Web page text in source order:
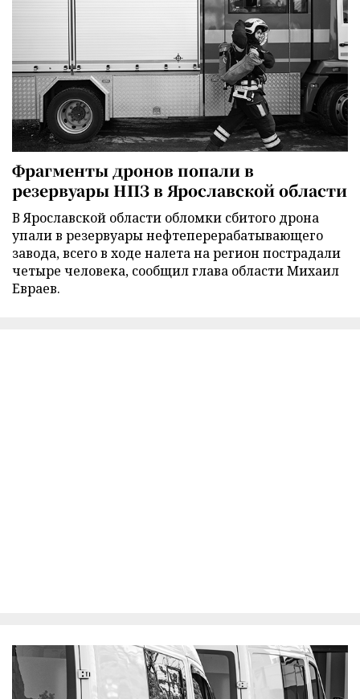
Фрагменты дронов попали в
резервуары НПЗ в Ярославской области
В Ярославской области обломки сбитого дрона
упали в резервуары нефтеперерабатывающего
завода, всего в ходе налета на регион пострадали
четыре человека, сообщил глава области Михаил
Евраев.